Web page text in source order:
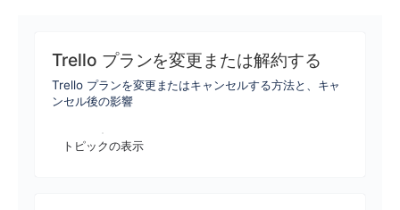
Trello プランを変更または解約する
Trello プランを変更またはキャンセルする方法と、キャ
ンセル後の影響
トピックの表示